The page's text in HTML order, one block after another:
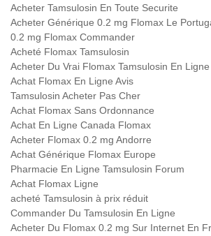
Acheter Tamsulosin En Toute Securite
Acheter Générique 0.2 mg Flomax Le
0.2 mg Flomax Commander
Acheté Flomax Tamsulosin
Acheter Du Vrai Flomax Tamsulosin En Ligne
Achat Flomax En Ligne Avis
Tamsulosin Acheter Pas Cher
Achat Flomax Sans Ordonnance
Achat En Ligne Canada Flomax
Acheter Flomax 0.2 mg Andorre
Achat Générique Flomax Europe
Pharmacie En Ligne Tamsulosin Forum
Achat Flomax Ligne
acheté Tamsulosin à prix réduit
Commander Du Tamsulosin En Ligne
Acheter Du Flomax 0.2 mg Sur Internet En